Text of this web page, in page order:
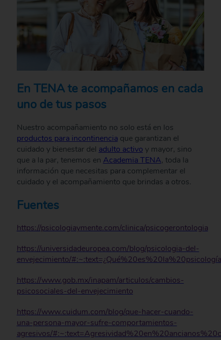
En TENA te acompañamos en cada
uno de tus pasos
Nuestro acompañamiento no solo está en los
productos para incontinencia que garantizan el
cuidado y bienestar del adulto activo y mayor, sino
que a la par, tenemos en Academia TENA, toda la
información que necesitas para complementar el
cuidado y el acompañamiento que brindas a otros.
Fuentes
https://psicologiaymente.com/clinica/psicogerontologia
https://universidadeuropea.com/blog/psicologia-del-
envejecimiento/
https://www.gob.mx/inapam/articulos/cambios-
psicosociales-del-envejecimiento
https://www.cuidum.com/blog/que-hacer-cuando-
una-persona-mayor-sufre-comportamientos-
agresivos/